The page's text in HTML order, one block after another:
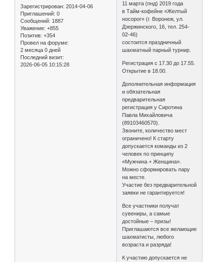
Зарегистрирован: 2014-04-06
Приглашений: 0
Сообщений: 1887
Уважение: +855
Позитив: +354
Провел на форуме:
2 месяца 0 дней
Последний визит:
2026-06-05 10:15:28
11 марта (пнд) 2019 года
в Тайм-кофейне «Желтый
носорог» (г. Воронеж, ул.
Дзержинского, 16, тел. 254-
02-46)
состоится праздничный
шахматный парный турнир.
Регистрация с 17.30 до 17.55.
Открытие в 18.00.
Дополнительная информация
и обязательная
предварительная
регистрация у Сиротина
Павла Михайловича
(89103460570).
Звоните, количество мест
ограничено! К старту
допускается команды из 2
человек по принципу
«Мужчина + Женщина».
Можно сформировать пару
на месте.
Участие без предварительной
заявки не гарантируется!
Все участники получат
сувениры, а самые
достойные – призы!
Приглашаются все желающие
шахматисты, любого
возраста и разряда!
К участию допускается не